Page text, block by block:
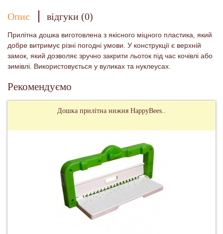
Опис відгуки (0)
Прилітна дошка виготовлена з якісного міцного пластика, який
добре витримує різні погодні умови. У конструкції є верхній
замок, який дозволяє зручно закрити льоток під час кочівлі або
зимівлі. Використовується у вуликах та нуклеусах.
Рекомендуємо
Дошка прилітна нижня HappyBees..